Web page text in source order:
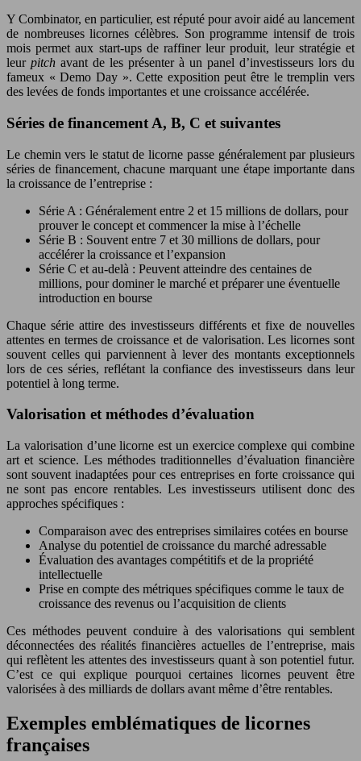
Y Combinator, en particulier, est réputé pour avoir aidé au lancement
de nombreuses licornes célèbres. Son programme intensif de trois
mois permet aux start-ups de raffiner leur produit, leur stratégie et
leur pitch avant de les présenter à un panel d’investisseurs lors du
fameux « Demo Day ». Cette exposition peut être le tremplin vers
des levées de fonds importantes et une croissance accélérée.
Séries de financement A, B, C et suivantes
Le chemin vers le statut de licorne passe généralement par plusieurs
séries de financement, chacune marquant une étape importante dans
la croissance de l’entreprise :
Série A : Généralement entre 2 et 15 millions de dollars, pour
prouver le concept et commencer la mise à l’échelle
Série B : Souvent entre 7 et 30 millions de dollars, pour
accélérer la croissance et l’expansion
Série C et au-delà : Peuvent atteindre des centaines de
millions, pour dominer le marché et préparer une éventuelle
introduction en bourse
Chaque série attire des investisseurs différents et fixe de nouvelles
attentes en termes de croissance et de valorisation. Les licornes sont
souvent celles qui parviennent à lever des montants exceptionnels
lors de ces séries, reflétant la confiance des investisseurs dans leur
potentiel à long terme.
Valorisation et méthodes d’évaluation
La valorisation d’une licorne est un exercice complexe qui combine
art et science. Les méthodes traditionnelles d’évaluation financière
sont souvent inadaptées pour ces entreprises en forte croissance qui
ne sont pas encore rentables. Les investisseurs utilisent donc des
approches spécifiques :
Comparaison avec des entreprises similaires cotées en bourse
Analyse du potentiel de croissance du marché adressable
Évaluation des avantages compétitifs et de la propriété
intellectuelle
Prise en compte des métriques spécifiques comme le taux de
croissance des revenus ou l’acquisition de clients
Ces méthodes peuvent conduire à des valorisations qui semblent
déconnectées des réalités financières actuelles de l’entreprise, mais
qui reflètent les attentes des investisseurs quant à son potentiel futur.
C’est ce qui explique pourquoi certaines licornes peuvent être
valorisées à des milliards de dollars avant même d’être rentables.
Exemples emblématiques de licornes
françaises